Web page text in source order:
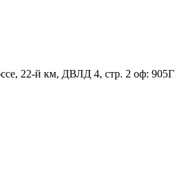
22-й км, ДВЛД 4, стр. 2 оф: 905Г